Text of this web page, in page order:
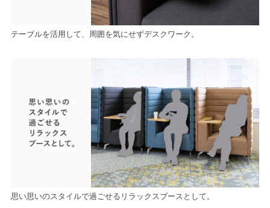
テーブルを活用して、周囲を気にせずデスクワーク。
思い思いのスタイルで過ごせるリラックスブースとして。